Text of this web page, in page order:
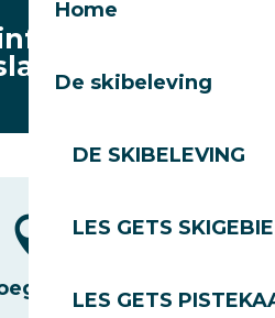
Home
De skibeleving
DE SKIBELEVING
LES GETS
LES GETS
voor
uitje